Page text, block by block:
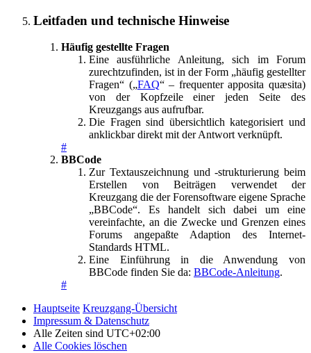
Leitfaden und technische Hinweise
Häufig gestellte Fragen
Eine ausführliche Anleitung, sich im Forum
zurechtzufinden, ist in der Form „häufig gestellter
Fragen“ („FAQ“ – frequenter apposita quæsita)
von der Kopfzeile einer jeden Seite des
Kreuzgangs aus aufrufbar.
Die Fragen sind übersichtlich kategorisiert und
anklickbar direkt mit der Antwort verknüpft.
#
BBCode
Zur Textauszeichnung und -strukturierung beim
Erstellen von Beiträgen verwendet der
Kreuzgang die der Forensoftware eigene Sprache
„BBCode“. Es handelt sich dabei um eine
vereinfachte, an die Zwecke und Grenzen eines
Forums angepaßte Adaption des Internet-
Standards HTML.
Eine Einführung in die Anwendung von
BBCode finden Sie da: BBCode-Anleitung.
#
Hauptseite Kreuzgang-Übersicht
Impressum & Datenschutz
Alle Zeiten sind UTC+02:00
Alle Cookies löschen